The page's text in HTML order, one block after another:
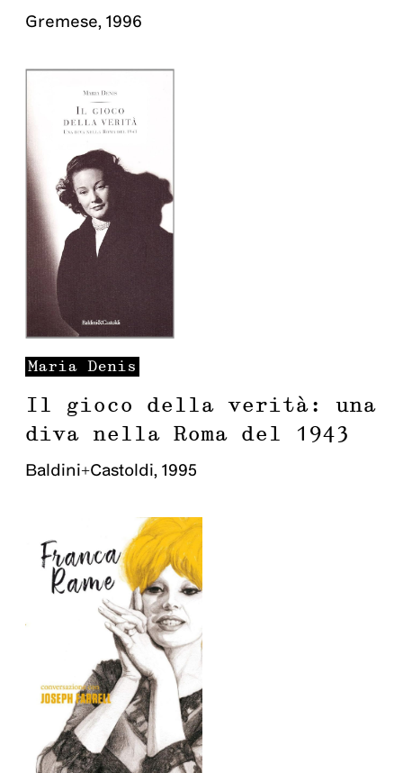
Gremese, 1996
Maria Denis
Il gioco della verità: una
diva nella Roma del 1943
Baldini+Castoldi, 1995